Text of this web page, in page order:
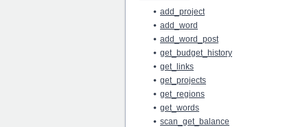
add_project
add_word
add_word_post
get_budget_history
get_links
get_projects
get_regions
get_words
scan_get_balance